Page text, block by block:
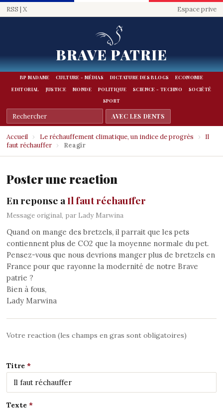
RSS | X Espace prive
BRAVE PATRIE
BP MADAME CULTURE - MÉDIAS DICTATURE DES BLOGS
ECONOMIE
EDITORIAL
JUSTICE MONDE POLITIQUE SCIENCE - TECHNO
SOCIÉTÉ
SPORT
Accueil › Le réchauffement climatique, un indice de progrès ›
Il
faut réchauffer
› Reagir
Poster une reaction
En reponse aIl faut réchauffer
Message original, par Lady Marwina
Quand on mange des bretzels, il parrait que les pets
contiennent plus de CO2 que la moyenne normale du pet.
Pensez-vous que nous devrions manger plus de bretzels en
France pour que rayonne la modernité de notre Brave
patrie ?
Bien à fous,
Lady Marwina
Votre reaction (les champs en gras sont obligatoires)
Titre
Texte